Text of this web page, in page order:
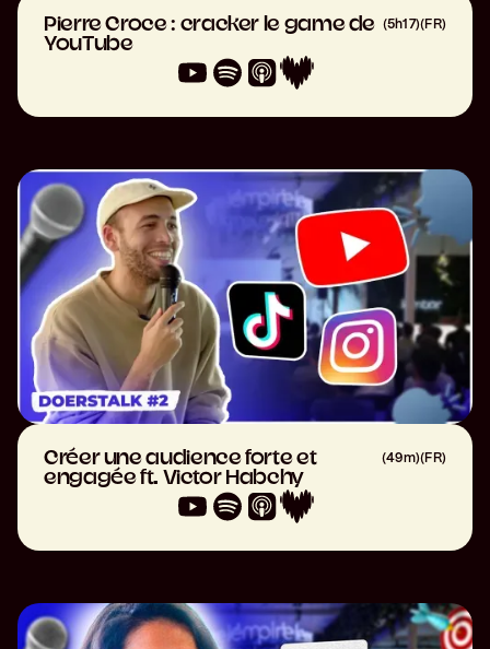
Pierre Croce : cracker le game de
YouTube
(5h17)(FR)
Créer une audience forte et
engagée ft. Victor Habchy
(49m)(FR)